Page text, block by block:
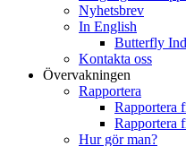
Nyhetsbrev
In English
Butterfly
Kontakta oss
Övervakningen
Rapportera
Rapportera
Rapportera
Hur gör man?